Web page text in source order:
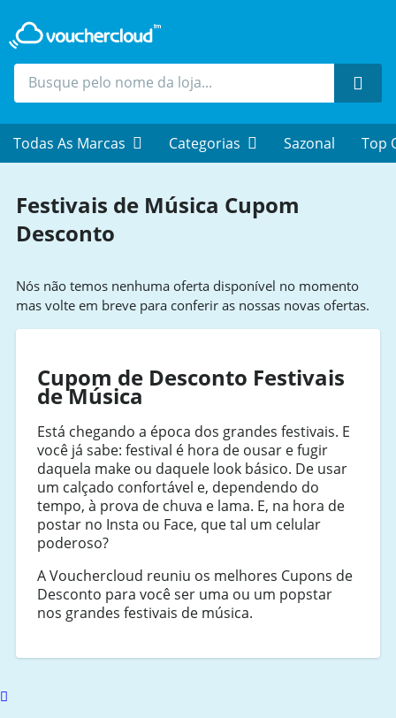
Todas As Marcas Categorias Sazonal Top
Festivais de Música Cupom
Desconto
Nós não temos nenhuma oferta disponível no momento
mas volte em breve para conferir as nossas novas ofertas.
Cupom de Desconto Festivais
de Música
Está chegando a época dos grandes festivais. E
você já sabe: festival é hora de ousar e fugir
daquela make ou daquele look básico. De usar
um calçado confortável e, dependendo do
tempo, à prova de chuva e lama. E, na hora de
postar no Insta ou Face, que tal um celular
poderoso?
A Vouchercloud reuniu os melhores Cupons de
Desconto para você ser uma ou um popstar
nos grandes festivais de música.
Scroll